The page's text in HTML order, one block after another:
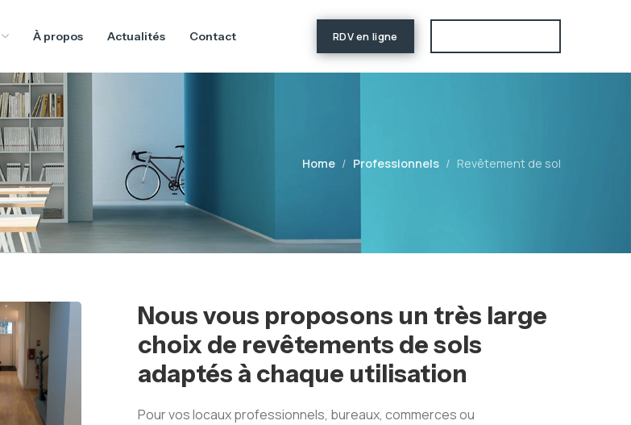
À propos Actualités Contact RDV en ligne
Home Professionnels Revêtement de sol
Nous vous proposons un très large
choix de revêtements de sols
adaptés à chaque utilisation
Pour vos locaux professionnels, bureaux, commerces ou